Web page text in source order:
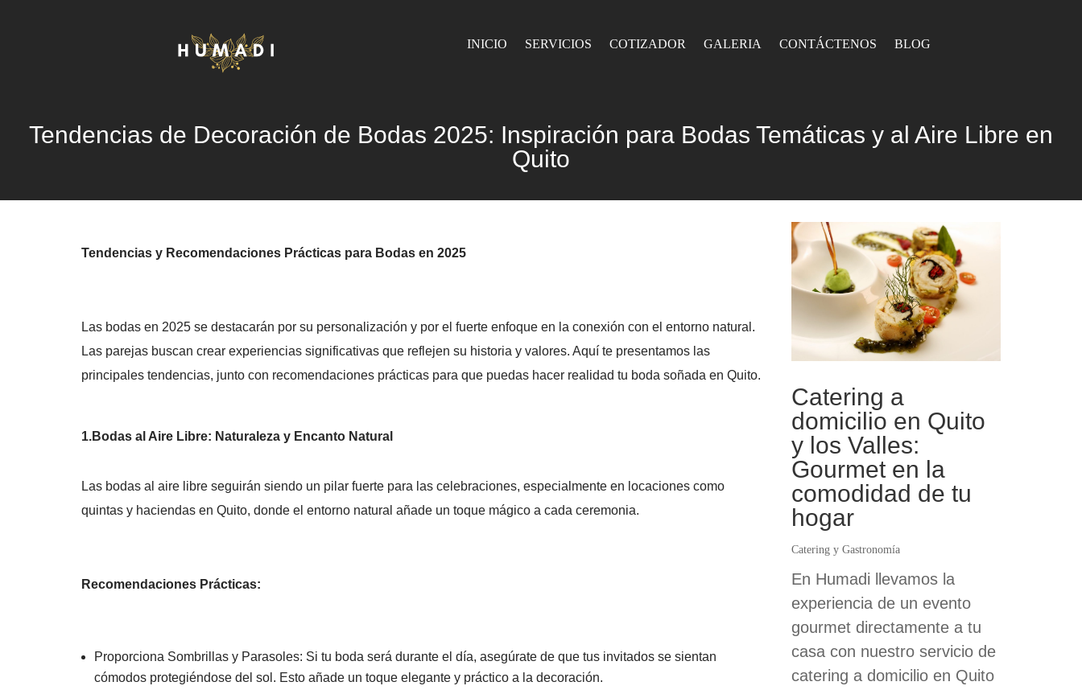
INICIO SERVICIOS COTIZADOR GALERIA CONTÁCTENOS BLOG
Tendencias de Decoración de Bodas 2025: Inspiración para Bodas Temáticas y al Aire Libre en
Quito
Tendencias y Recomendaciones Prácticas para Bodas en 2025
Las bodas en 2025 se destacarán por su personalización y por el fuerte enfoque en la conexión con el entorno natural.
Las parejas buscan crear experiencias significativas que reflejen su historia y valores. Aquí te presentamos las
principales tendencias, junto con recomendaciones prácticas para que puedas hacer realidad tu boda soñada en Quito.
1.Bodas al Aire Libre: Naturaleza y Encanto Natural
Las bodas al aire libre seguirán siendo un pilar fuerte para las celebraciones, especialmente en locaciones como
quintas y haciendas en Quito, donde el entorno natural añade un toque mágico a cada ceremonia.
Recomendaciones Prácticas:
Proporciona Sombrillas y Parasoles: Si tu boda será durante el día, asegúrate de que tus invitados se sientan
cómodos protegiéndose del sol. Esto añade un toque elegante y práctico a la decoración.
Catering a
domicilio en Quito
y los Valles:
Gourmet en la
comodidad de tu
hogar
Catering y Gastronomía
En Humadi llevamos la
experiencia de un evento
gourmet directamente a tu
casa con nuestro servicio de
catering a domicilio en Quito